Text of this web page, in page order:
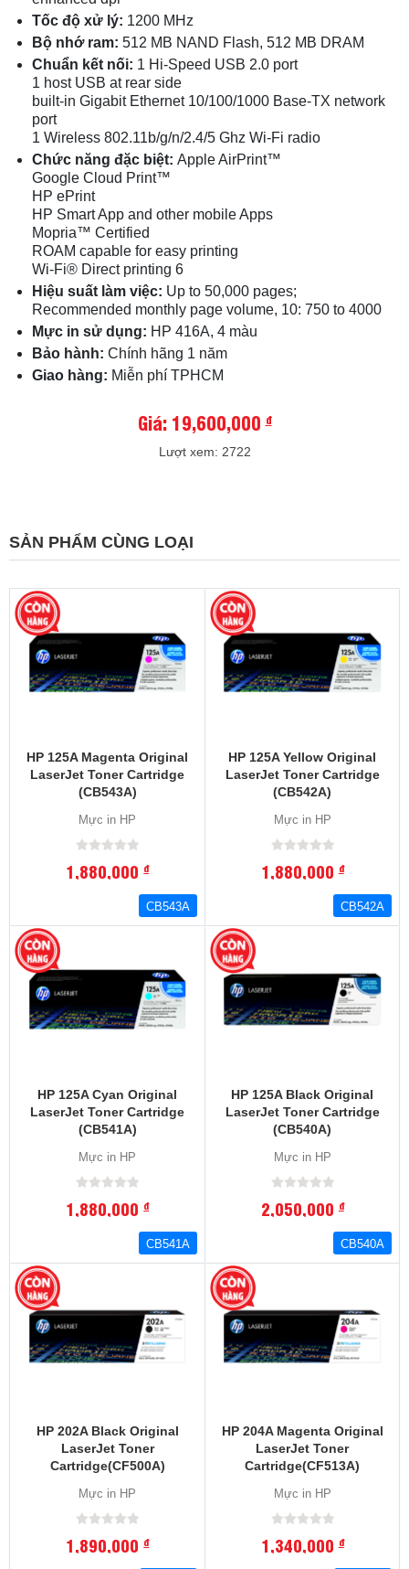
Tốc độ xử lý: 1200 MHz
Bộ nhớ ram: 512 MB NAND Flash, 512 MB DRAM
Chuẩn kết nối: 1 Hi-Speed USB 2.0 port
1 host USB at rear side
built-in Gigabit Ethernet 10/100/1000 Base-TX network
port
1 Wireless 802.11b/g/n/2.4/5 Ghz Wi-Fi radio
Chức năng đặc biệt: Apple AirPrint™
Google Cloud Print™
HP ePrint
HP Smart App and other mobile Apps
Mopria™ Certified
ROAM capable for easy printing
Wi-Fi® Direct printing 6
Hiệu suất làm việc: Up to 50,000 pages;
Recommended monthly page volume, 10: 750 to 4000
Mực in sử dụng: HP 416A, 4 màu
Bảo hành: Chính hãng 1 năm
Giao hàng: Miễn phí TPHCM
Giá: 19,600,000đ
Lượt xem: 2722
SẢN PHẨM CÙNG LOẠI
HP 125A Magenta Original
LaserJet Toner Cartridge
(CB543A)
Mực in HP
1,880,000đ
CB543A
HP 125A Yellow Original
LaserJet Toner Cartridge
(CB542A)
Mực in HP
1,880,000đ
CB542A
HP 125A Cyan Original
LaserJet Toner Cartridge
(CB541A)
Mực in HP
1,880,000đ
CB541A
HP 125A Black Original
LaserJet Toner Cartridge
(CB540A)
Mực in HP
2,050,000đ
CB540A
HP 202A Black Original
LaserJet Toner
Cartridge(CF500A)
Mực in HP
1,890,000đ
HP 204A Magenta Original
LaserJet Toner
Cartridge(CF513A)
Mực in HP
1,340,000đ